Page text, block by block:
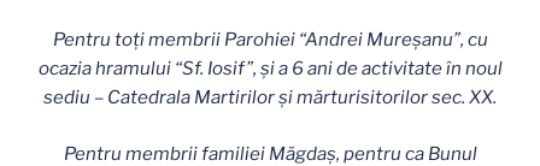
Pentru toţi membrii Parohiei “Andrei Mureşanu”, cu
ocazia hramului “Sf. Iosif”, şi a 6 ani de activitate în noul
sediu – Catedrala Martirilor şi mărturisitorilor sec. XX.
Pentru membrii familiei Măgdaş, pentru ca Bunul